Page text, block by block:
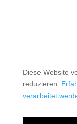
Diese Website
reduzieren.
verarbeitet